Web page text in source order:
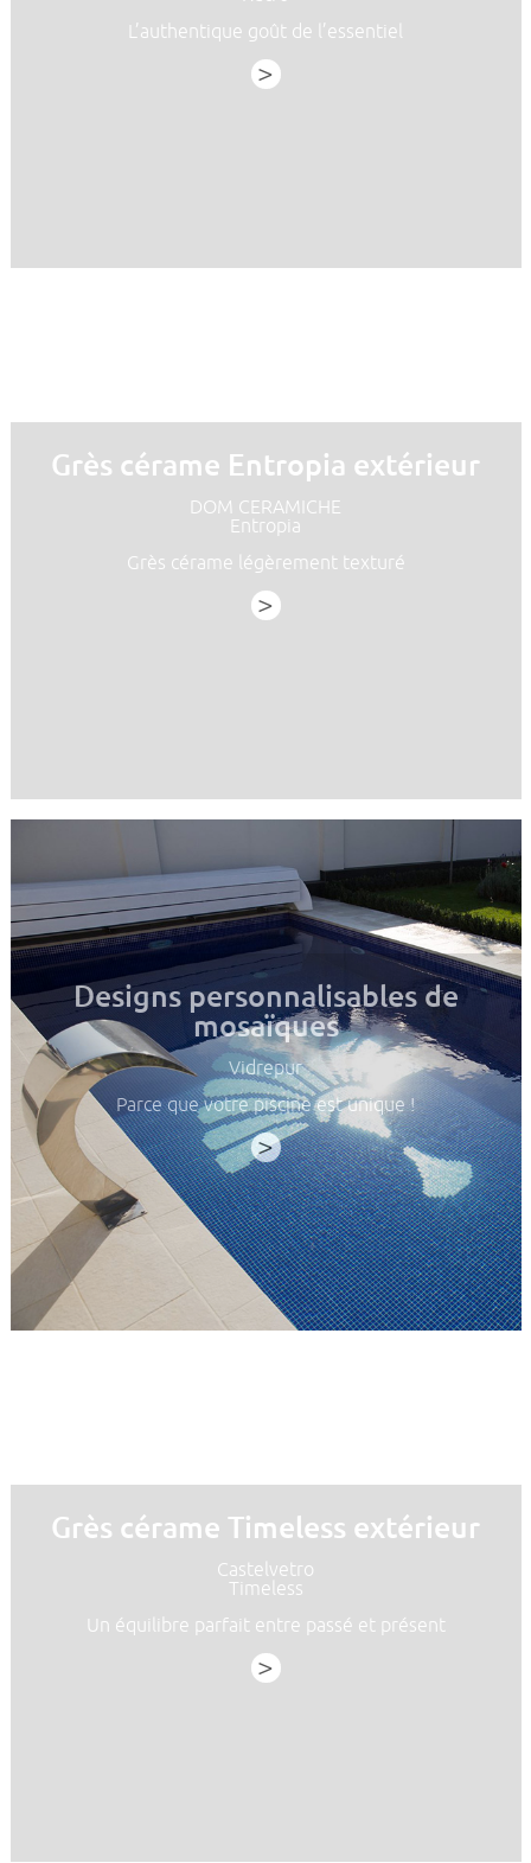
L’authentique goût de l’essentiel
>
Grès cérame Entropia extérieur
DOM CERAMICHE
Entropia
Grès cérame légèrement texturé
>
Designs personnalisables de
mosaïques
Vidrepur
Parce que votre piscine est unique !
>
Grès cérame Timeless extérieur
Castelvetro
Timeless
Un équilibre parfait entre passé et présent
>